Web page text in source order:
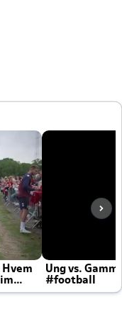
Hvem
Ung vs.
#football